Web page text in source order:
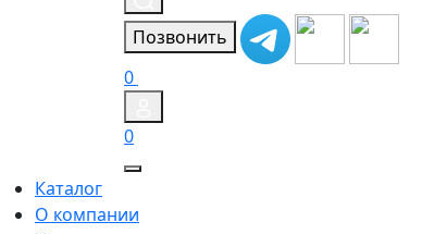
Позвонить
0
0
Каталог
О компании